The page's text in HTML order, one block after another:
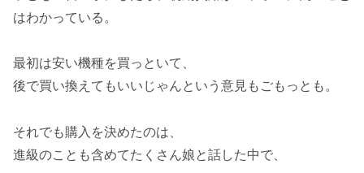
はわかっている。
最初は安い機種を買っといて、
後で買い換えてもいいじゃんという意見もごもっとも。
それでも購入を決めたのは、
進級のことも含めてたくさん娘と話した中で、